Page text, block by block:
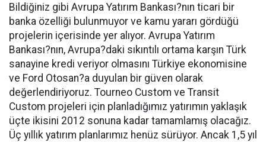
Bildiğiniz gibi Avrupa Yatırım Bankası?nın ticari bir
banka özelliği bulunmuyor ve kamu yararı gördüğü
projelerin içerisinde yer alıyor. Avrupa Yatırım
Bankası?nın, Avrupa?daki sıkıntılı ortama karşın Türk
sanayine kredi veriyor olmasını Türkiye ekonomisine
ve Ford Otosan?a duyulan bir güven olarak
değerlendiriyoruz. Tourneo Custom ve Transit
Custom projeleri için planladığımız yatırımın yaklaşık
üçte ikisini 2012 sonuna kadar tamamlamış olacağız.
Üç yıllık yatırım planlarımız henüz sürüyor. Ancak 1,5 yıl